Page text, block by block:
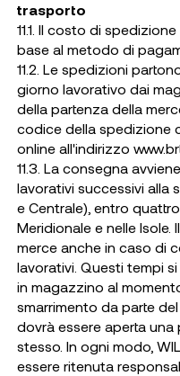
trasporto
11.1. Il costo di
base al metodo di
11.2. Le spedizioni
giorno lavorativo dai
della partenza della
codice della spedizione
online all'indirizzo
11.3. La consegna
lavorativi successivi alla
e Centrale), entro
Meridionale e nelle Isole.
merce anche in caso di
lavorativi. Questi tempi
in magazzino al
smarrimento da parte
dovrà essere aperta
stesso. In ogni modo,
essere ritenuta